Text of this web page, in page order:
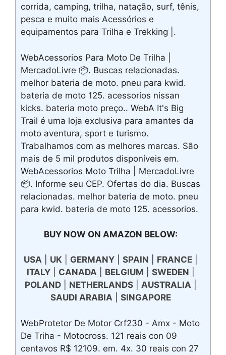
corrida, camping, trilha, natação, surf, tênis,
pesca e muito mais Acessórios e
equipamentos para Trilha e Trekking |.
WebAcessorios Para Moto De Trilha |
MercadoLivre 📦. Buscas relacionadas.
melhor bateria de moto. pneu para kwid.
bateria de moto 125. acessorios nissan
kicks. bateria moto preço.. WebA It's Big
Trail é uma loja exclusiva para amantes da
moto aventura, sport e turismo.
Trabalhamos com as melhores marcas. São
mais de 5 mil produtos disponíveis em.
WebAcessorios Moto Trilha | MercadoLivre
📦. Informe seu CEP. Ofertas do dia. Buscas
relacionadas. melhor bateria de moto. pneu
para kwid. bateria de moto 125. acessorios.
BUY NOW ON AMAZON BELOW:
USA| UK| GERMANY| SPAIN FRANCE|
ITALY| CANADA| BELGIUM SWEDEN
POLAND| NETHERLANDS| AUSTRALIA|
SAUDI ARABIA| SINGAPORE
WebProtetor De Motor Crf230 - Amx - Moto
De Triha - Motocross. 121 reais con 09
centavos R$ 12109. em. 4x. 30 reais con 27